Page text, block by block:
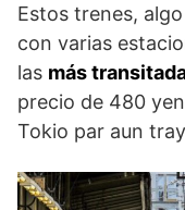
Estos trenes,
con varias
las más
precio de 480
Tokio par aun